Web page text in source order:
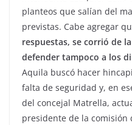
planteos que salían del
previstas. Cabe agregar
respuestas, se corrió de
defender tampoco a los
Aquila buscó hacer
falta de seguridad y, en
del concejal Matrella,
presidente de la comisión